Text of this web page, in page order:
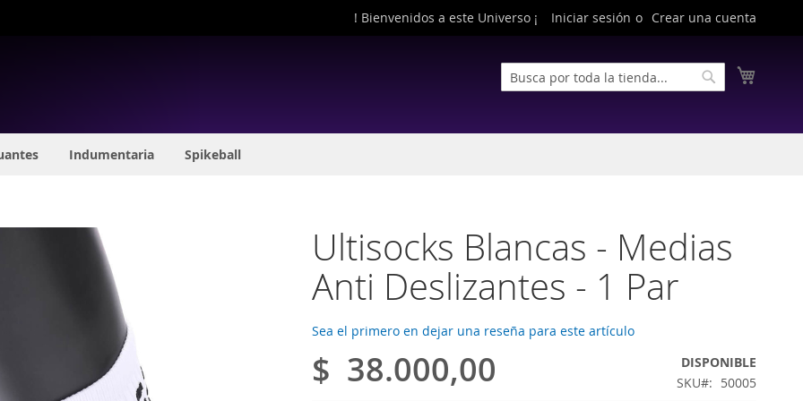
! Bienvenidos a este Universo ¡ Iniciar sesión Crear una cuenta
Buscar
Buscar
Indumentaria Spikeball
Ultisocks Blancas - Medias
Anti Deslizantes - 1 Par
Sea el primero en dejar una reseña para este artículo
$ 38.000,00
DISPONIBLE
SKU
50005